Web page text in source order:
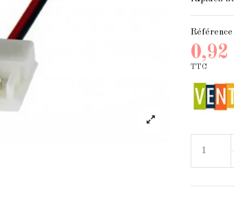
Référence
0,92
TTC